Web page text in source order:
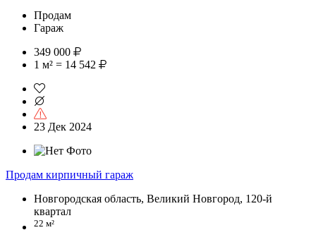
Продам
Гараж
349 000
1 м² = 14 542
23 Дек 2024
Продам кирпичный гараж
Новгородская область, Великий Новгород, 120-й
квартал
22 м²